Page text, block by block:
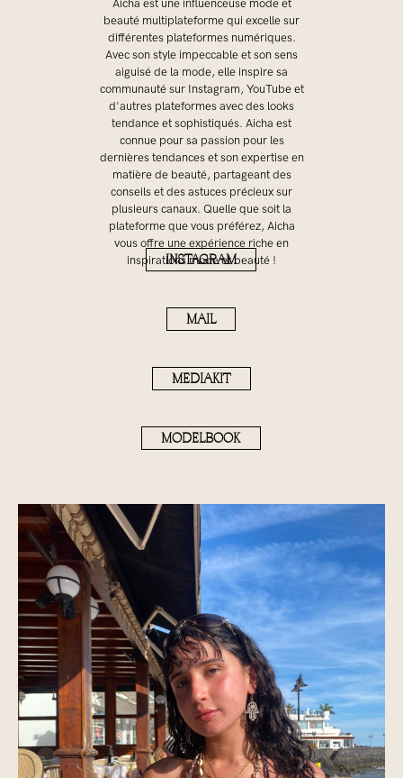
Aicha est une influenceuse mode et
beauté multiplateforme qui excelle sur
différentes plateformes numériques.
Avec son style impeccable et son sens
aiguisé de la mode, elle inspire sa
communauté sur Instagram, YouTube et
d'autres plateformes avec des looks
tendance et sophistiqués. Aicha est
connue pour sa passion pour les
dernières tendances et son expertise en
matière de beauté, partageant des
conseils et des astuces précieux sur
plusieurs canaux. Quelle que soit la
plateforme que vous préférez, Aicha
vous offre une expérience riche en
inspirations mode et beauté !
INSTAGRAM
MAIL
MEDIAKIT
MODELBOOK